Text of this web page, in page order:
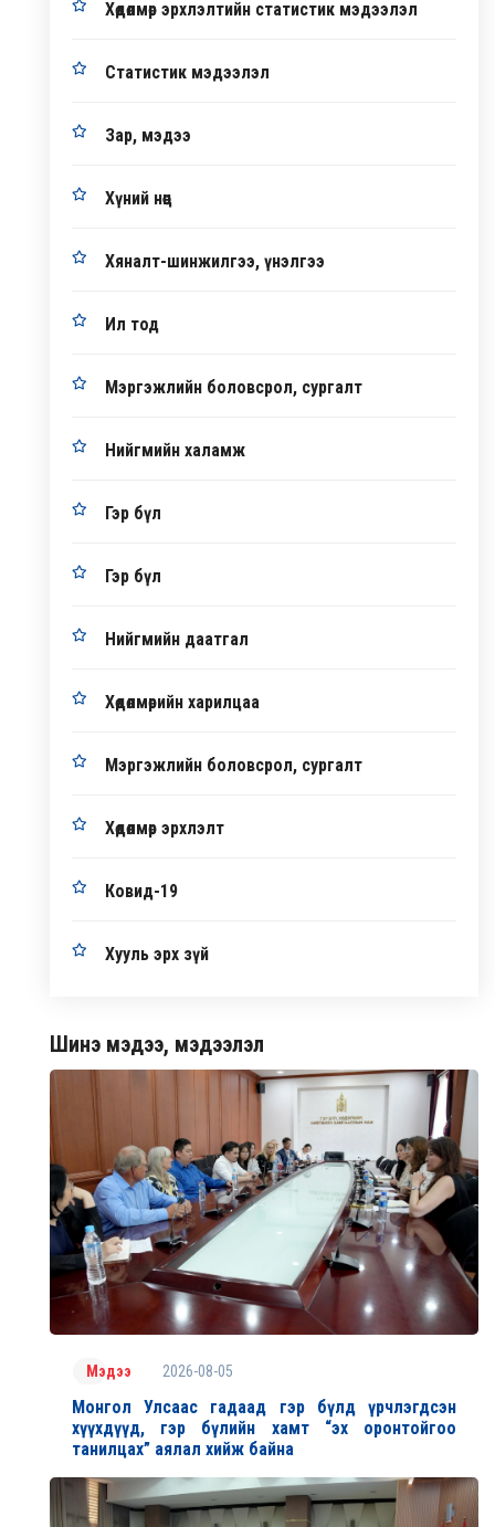
Хөдөлмөр эрхлэлтийн статистик мэдээлэл
Статистик мэдээлэл
Зар, мэдээ
Хүний нөөц
Хяналт-шинжилгээ, үнэлгээ
Ил тод
Мэргэжлийн боловсрол, сургалт
Нийгмийн халамж
Гэр бүл
Гэр бүл
Нийгмийн даатгал
Хөдөлмөрийн харилцаа
Мэргэжлийн боловсрол, сургалт
Хөдөлмөр эрхлэлт
Ковид-19
Хууль эрх зүй
Шинэ мэдээ, мэдээлэл
Мэдээ 2026-08-05
Монгол Улсаас гадаад гэр бүлд үрчлэгдсэн
хүүхдүүд, гэр бүлийн хамт “эх оронтойгоо
танилцах” аялал хийж байна